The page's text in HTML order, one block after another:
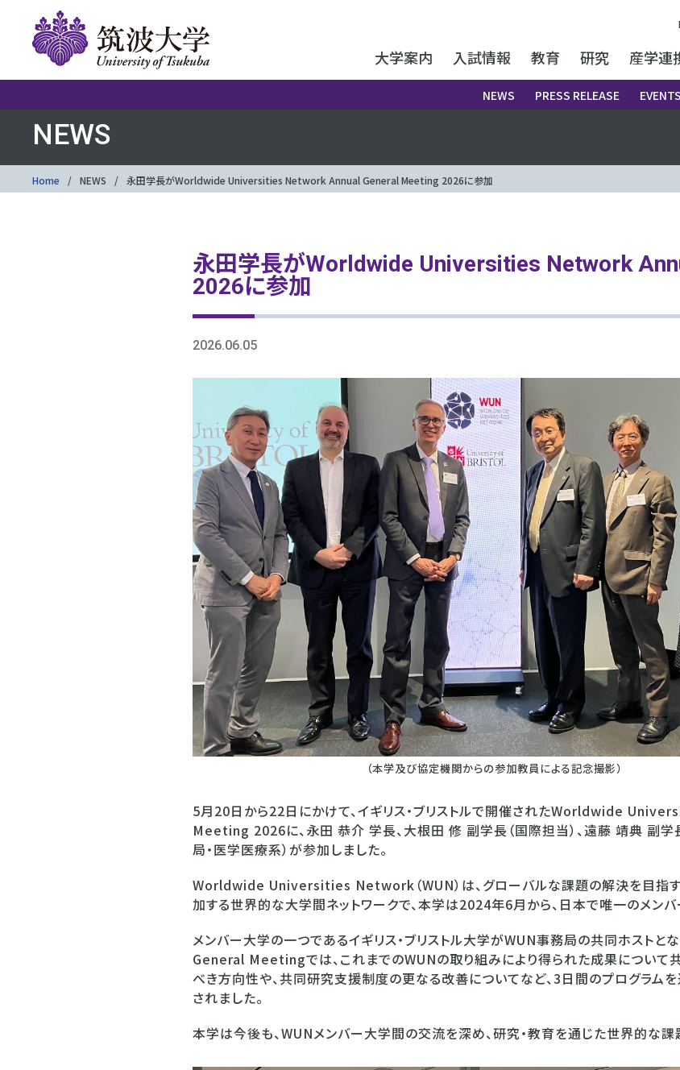
大学案内 入試情報 教育 研究 産学連
NEWS PRESS RELEASE EVENTS
NEWS
Home NEWS 永田学長がWorldwide Universities Network Annual General Meeting 2026に参加
永田学長がWorldwide Universities Network
2026に参加
2026.06.05
（本学及び協定機関からの参加教員による記念撮影）
5月20日から22日にかけて、イギリス・ブリストルで開催されたWorldwide
Meeting 2026に、永田 恭介 学長、大根田 修 副学長（国際担当）、遠藤 靖典 副学
局・医学医療系）が参加しました。
Worldwide Universities Network（WUN）は、グローバルな課題の解決を目指
加する世界的な大学間ネットワークで、本学は2024年6月から、日本で唯一のメンバ
メンバー大学の一つであるイギリス・ブリストル大学がWUN事務局の共同ホスト
General Meetingでは、これまでのWUNの取り組みにより得られた成果について
べき方向性や、共同研究支援制度の更なる改善についてなど、3日間のプログラム
されました。
本学は今後も、WUNメンバー大学間の交流を深め、研究・教育を通じた世界的な